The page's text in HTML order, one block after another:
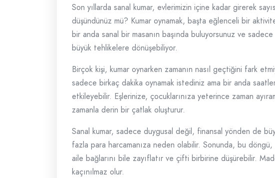
Son yıllarda sanal kumar, evlerimizin içine kadar girerek
düşündünüz mü? Kumar oynamak, başta eğlenceli bir
bir anda sanal bir masanın başında buluyorsunuz ve
büyük tehlikelere dönüşebiliyor.
Birçok kişi, kumar oynarken zamanın nasıl geçtiğini fark
sadece birkaç dakika oynamak istediniz ama bir anda
etkileyebilir. Eşlerinize, çocuklarınıza yeterince zaman
zamanla derin bir çatlak oluşturur.
Sanal kumar, sadece duygusal değil, finansal yönden de
fazla para harcamanıza neden olabilir. Sonunda, bu
aile bağlarını bile zayıflatır ve çifti birbirine düşürebilir.
kaçınılmaz olur.